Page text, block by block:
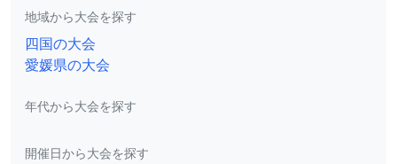
地域から大会を探す
四国の大会
愛媛県の大会
年代から大会を探す
開催日から大会を探す